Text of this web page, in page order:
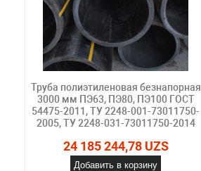
Труба полиэтиленовая безнапорная
3000 мм ПЭ63, ПЭ80, ПЭ100 ГОСТ
54475-2011, ТУ 2248-001-73011750-
2005, ТУ 2248-031-73011750-2014
24 185 244,78 UZS
Добавить в корзину